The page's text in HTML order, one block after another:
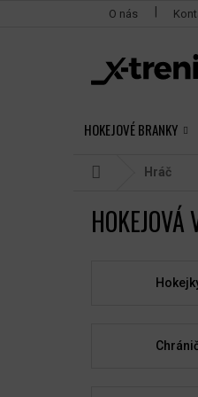
O nás
HOKEJOVÉ BRANKY
Hráč
HOKEJOVÁ